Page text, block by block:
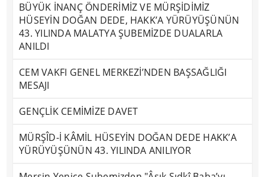
BÜYÜK İNANÇ ÖNDERİMİZ VE MÜRŞİDİMİZ
HÜSEYİN DOĞAN DEDE, HAKK’A YÜRÜYÜŞÜNÜN
43. YILINDA MALATYA ŞUBEMİZDE DUALARLA
ANILDI
CEM VAKFI GENEL MERKEZİ’NDEN BAŞSAĞLIĞI
MESAJI
GENÇLİK CEMİMİZE DAVET
MÜRŞÎD-İ KÂMİL HÜSEYİN DOĞAN DEDE HAKK’A
YÜRÜYÜŞÜNÜN 43. YILINDA ANILIYOR